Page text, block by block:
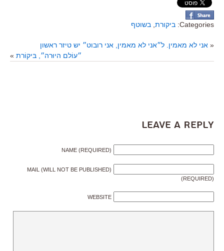
Categories: ביקורת בשוטף
« אני לא מאמין. ל״אני לא מאמין, אני רובוט״ יש טיזר ראשון
״עוֹלם היוּרה״, בּיקוֹרת »
Leave a Reply
NAME (REQUIRED)
MAIL (WILL NOT BE PUBLISHED)
(REQUIRED)
WEBSITE